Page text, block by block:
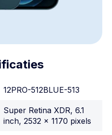
12PRO-512BLUE-513
Super Retina XDR, 6.1
inch, 2532 x 1170 pixels